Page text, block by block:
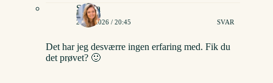
Stinna
22/02/2026 / 20:45 SVAR
Det har jeg desværre ingen erfaring med. Fik du
det prøvet? 🙂